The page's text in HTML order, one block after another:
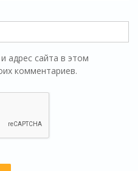
адрес сайта в этом
комментариев.